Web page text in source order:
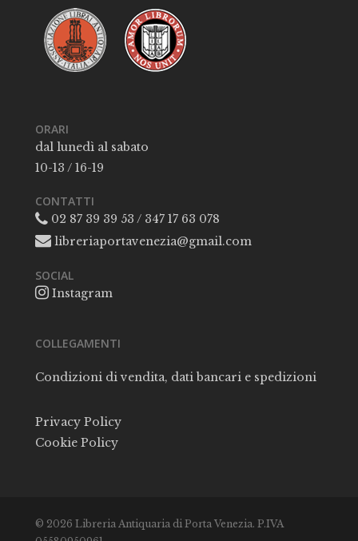
ORARI
dal lunedì al sabato
10-13 / 16-19
CONTATTI
02 87 39 39 53 / 347 17 63 078
libreriaportavenezia@gmail.com
SOCIAL
Instagram
COLLEGAMENTI
Condizioni di vendita, dati bancari e spedizioni
Privacy Policy
Cookie Policy
© 2026 Libreria Antiquaria di Porta Venezia. P.IVA